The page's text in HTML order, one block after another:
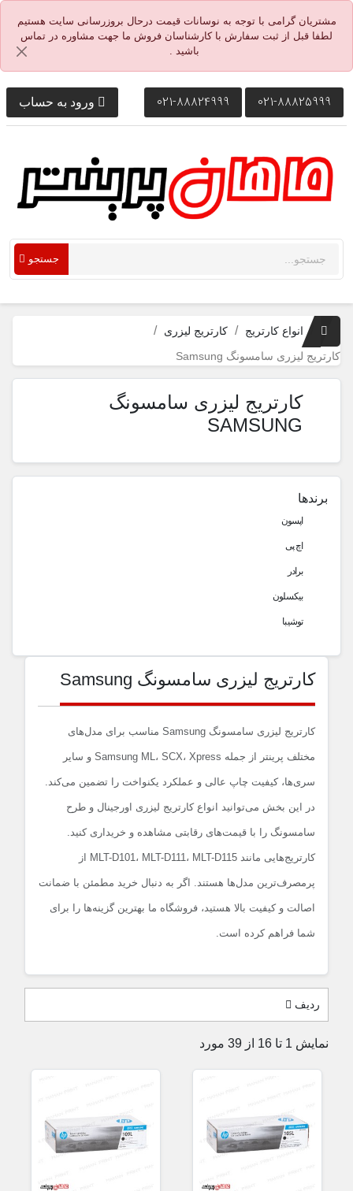
مشتریان گرامی با توجه به نوسانات قیمت درحال بروزرسانی سایت هستیم
لطفا قبل از ثبت سفارش با کارشناسان فروش ما جهت مشاوره در تماس
باشید .
021-88825999
021-88824999 ورود به حساب
جستجو
انواع کارتریج
کارتریج لیزری
کارتریج لیزری سامسونگ Samsung
کارتریج لیزری سامسونگ
SAMSUNG
برندها
اپسون
اچ پی
برادر
بیکسلون
توشیبا
کارتریج لیزری سامسونگ Samsung
کارتریج لیزری سامسونگ Samsung مناسب برای مدل‌های
مختلف پرینتر از جمله Samsung ML، SCX، Xpress و سایر
سری‌ها، کیفیت چاپ عالی و عملکرد یکنواخت را تضمین می‌کند.
در این بخش می‌توانید انواع کارتریج لیزری اورجینال و طرح
سامسونگ را با قیمت‌های رقابتی مشاهده و خریداری کنید.
کارتریج‌هایی مانند MLT-D101، MLT-D111، MLT-D115 از
پرمصرف‌ترین مدل‌ها هستند. اگر به دنبال خرید مطمئن با ضمانت
اصالت و کیفیت بالا هستید، فروشگاه ما بهترین گزینه‌ها را برای
شما فراهم کرده است.
ردیف
نمایش 1 تا 16 از 39 مورد